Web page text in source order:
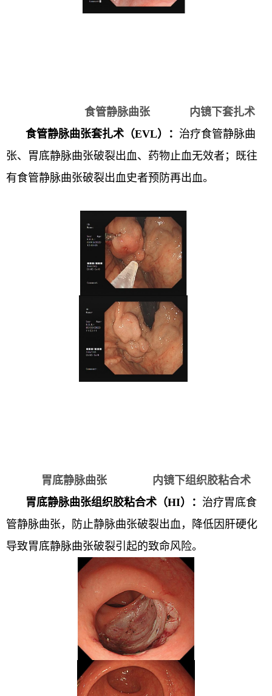
食管静脉曲张 内镜下套扎术
食管静脉曲张套扎术（EVL）： 治疗食管静脉曲
张、胃底静脉曲张破裂出血、药物止血无效者；既往
有食管静脉曲张破裂出血史者预防再出血。
胃底静脉曲张 内镜下组织胶粘合术
胃底静脉曲张组织胶粘合术（HI）： 治疗胃底食
管静脉曲张，防止静脉曲张破裂出血，降低因肝硬化
导致胃底静脉曲张破裂引起的致命风险。